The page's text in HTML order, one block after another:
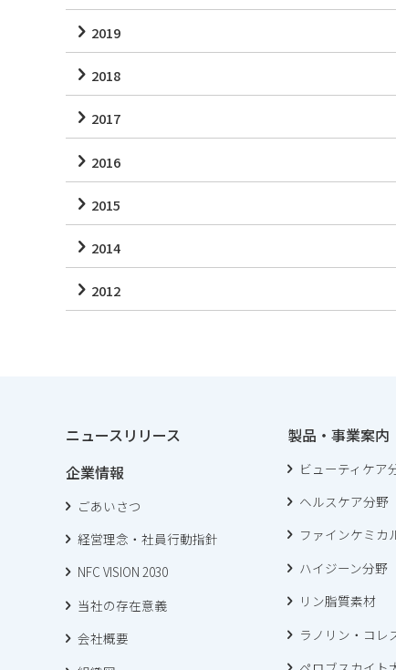
2019
2018
2017
2016
2015
2014
2012
ニュースリリース
企業情報
ごあいさつ
経営理念・社員行動指針
NFC VISION 2030
当社の存在意義
会社概要
製品・事業案内
ビューティケア
ヘルスケア分野
ファインケミカ
ハイジーン分野
リン脂質素材
ラノリン・コレ